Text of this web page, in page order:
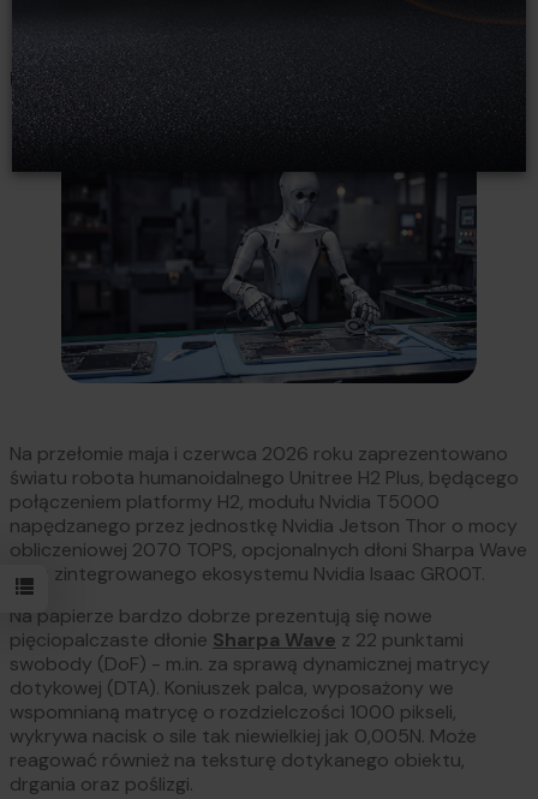
Unitree H2 Plus
Na przełomie maja i czerwca 2026 roku zaprezentowano
światu robota humanoidalnego Unitree H2 Plus, będącego
połączeniem platformy H2, modułu Nvidia T5000
napędzanego przez jednostkę Nvidia Jetson Thor o mocy
obliczeniowej 2070 TOPS, opcjonalnych dłoni Sharpa Wave
oraz zintegrowanego ekosystemu Nvidia Isaac GR00T.
Na papierze bardzo dobrze prezentują się nowe
pięciopalczaste dłonie Sharpa Wave z 22 punktami
swobody (DoF) - m.in. za sprawą dynamicznej matrycy
dotykowej (DTA). Koniuszek palca, wyposażony we
wspomnianą matrycę o rozdzielczości 1000 pikseli,
wykrywa nacisk o sile tak niewielkiej jak 0,005N. Może
reagować również na teksturę dotykanego obiektu,
drgania oraz poślizgi.